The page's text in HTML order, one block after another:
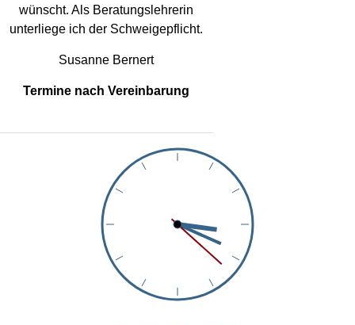
wünscht. Als Beratungslehrerin
unterliege ich der Schweigepflicht.
Susanne Bernert
Termine nach Vereinbarung